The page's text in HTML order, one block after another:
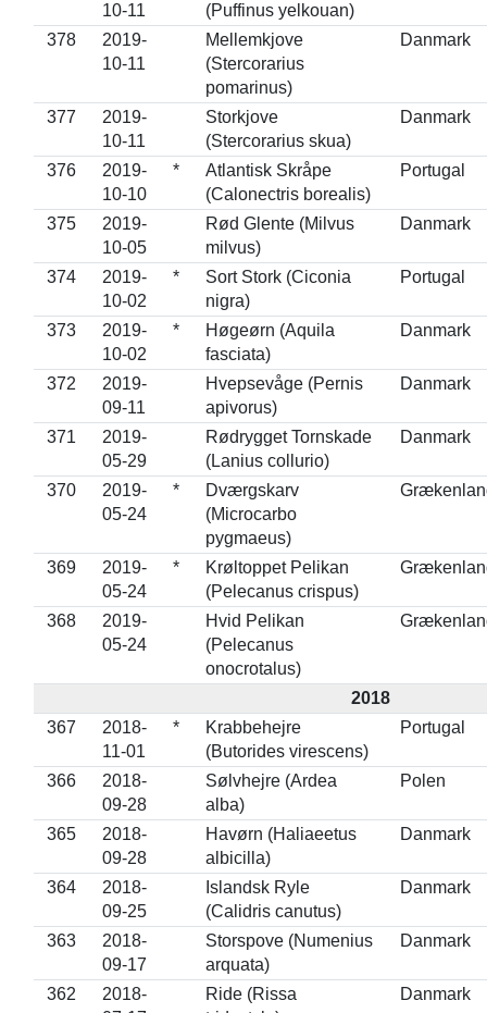
10-11
(Puffinus yelkouan)
378
2019-
10-11
Mellemkjove
(Stercorarius
pomarinus)
Danmark
377
2019-
10-11
Storkjove
(Stercorarius skua)
Danmark
376
2019-
10-10
*
Atlantisk Skråpe
(Calonectris borealis)
Portugal
375
2019-
10-05
Rød Glente (Milvus
milvus)
Danmark
374
2019-
10-02
*
Sort Stork (Ciconia
nigra)
Portugal
373
2019-
10-02
*
Høgeørn (Aquila
fasciata)
Danmark
372
2019-
09-11
Hvepsevåge (Pernis
apivorus)
Danmark
371
2019-
05-29
Rødrygget Tornskade
(Lanius collurio)
Danmark
370
2019-
05-24
*
Dværgskarv
(Microcarbo
pygmaeus)
369
2019-
05-24
*
Krøltoppet Pelikan
(Pelecanus crispus)
368
2019-
05-24
Hvid Pelikan
(Pelecanus
onocrotalus)
2018
367
2018-
11-01
*
Krabbehejre
(Butorides virescens)
Portugal
366
2018-
09-28
Sølvhejre (Ardea
alba)
Polen
365
2018-
09-28
Havørn (Haliaeetus
albicilla)
Danmark
364
2018-
09-25
Islandsk Ryle
(Calidris canutus)
Danmark
363
2018-
09-17
Storspove (Numenius
arquata)
Danmark
362
2018-
Ride (Rissa
Danmark